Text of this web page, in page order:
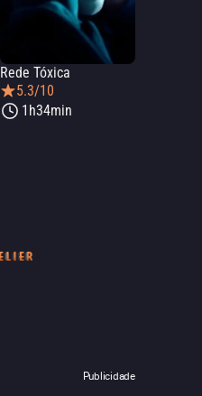
Rede Tóxica
5.3/10
1h34min
Publicidade